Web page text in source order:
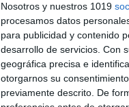
Nosotros y nuestros 1019
procesamos datos
para publicidad y contenido
desarrollo de servicios. Con
geográfica precisa e
otorgarnos su
previamente descrito. De